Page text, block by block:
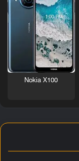
Nokia X100